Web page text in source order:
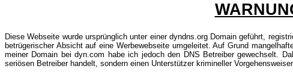
Diese Webseite wurde ursprünglich unter einer dyndns.org Domain geführt,
betrügerischer Absicht auf eine Werbewebseite umgeleitet. Auf Grund
meiner Domain bei dyn.com habe ich jedoch den DNS Betreiber gewechselt.
seriösen Betreiber handelt, sondern einen Unterstützer krimineller